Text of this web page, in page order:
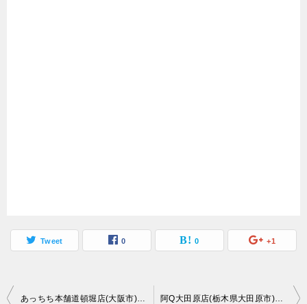
Tweet 0 0 +1
投